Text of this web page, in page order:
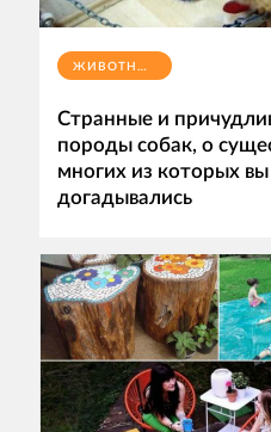
ЖИВОТНЫЕ
Странные и
породы собак, о
многих из которых
догадывались